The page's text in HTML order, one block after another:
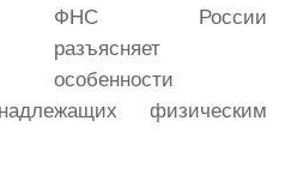
ФНС России
разъясняет
особенности
физическим